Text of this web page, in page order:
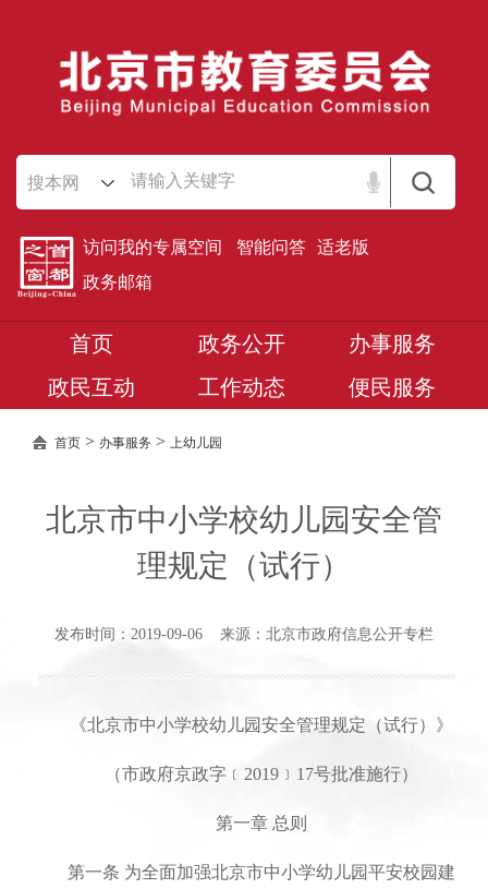
搜本网
访问我的专属空间 智能问答 适老版
政务邮箱
首页 政务公开
办事服务
政民互动
工作动态 便民服务
首页 > 办事服务 > 上幼儿园
北京市中小学校幼儿园安全管
理规定（试行）
发布时间：2019-09-06 来源：北京市政府信息公开专栏
《北京市中小学校幼儿园安全管理规定（试行）》
（市政府京政字﹝2019﹞17号批准施行）
第一章 总则
第一条 为全面加强北京市中小学幼儿园平安校园建